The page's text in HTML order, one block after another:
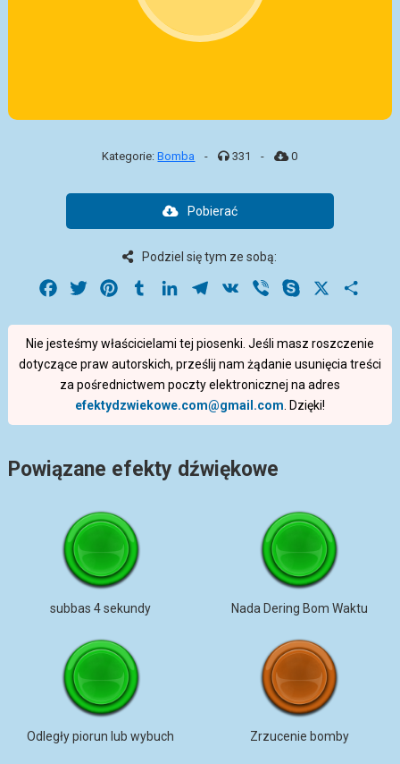
Kategorie:Bomba - 331 - 0
Pobierać
Podziel się tym ze sobą:
Facebook
Twitter PinterestTumblrLinkedInTelegram
VK Viber Skype
Nie jesteśmy właścicielami tej piosenki. Jeśli masz roszczenie
dotyczące praw autorskich, prześlij nam żądanie usunięcia treści
za pośrednictwem poczty elektronicznej na adres
efektydzwiekowe.com@gmail.com . Dzięki!
Powiązane efekty dźwiękowe
subbas 4 sekundy Nada Dering Bom Waktu
Odległy piorun lub wybuch Zrzucenie bomby